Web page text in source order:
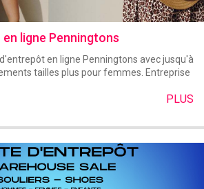
ligne Penningtons
en ligne Penningtons avec jusqu'à
tailles plus pour femmes. Entreprise
PLUS